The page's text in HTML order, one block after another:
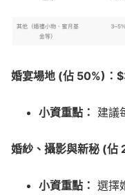
婚宴場地 (佔 50%)
小資重點： 建議
婚紗、攝影與新秘 (
小資重點： 選擇